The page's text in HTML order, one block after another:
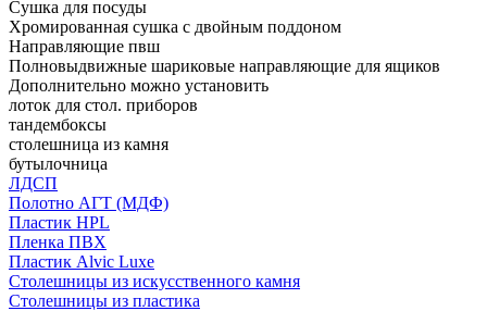
Сушка для посуды
Хромированная сушка с двойным поддоном
Направляющие пвш
Полновыдвижные шариковые направляющие для ящиков
Дополнительно можно установить
лоток для стол. приборов
тандембоксы
столешница из камня
бутылочница
ЛДСП
Полотно АГТ (МДФ)
Пластик HPL
Пленка ПВХ
Пластик Alvic Luxe
Столешницы из искусственного камня
Столешницы из пластика